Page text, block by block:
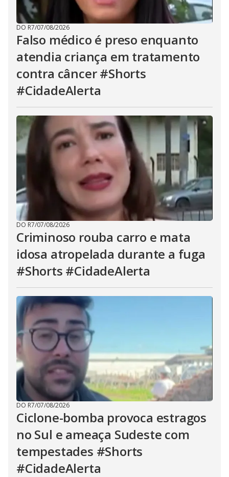
DO R7/07/08/2026
Falso médico é preso enquanto
atendia criança em tratamento
contra câncer #Shorts
#CidadeAlerta
DO R7/07/08/2026
Criminoso rouba carro e mata
idosa atropelada durante a fuga
#Shorts #CidadeAlerta
DO R7/07/08/2026
Ciclone-bomba provoca estragos
no Sul e ameaça Sudeste com
tempestades #Shorts
#CidadeAlerta